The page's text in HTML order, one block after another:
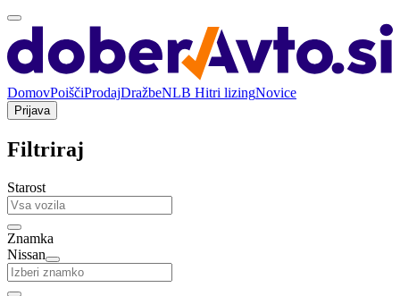
DomovPoiščiProdajDražbeNLB Hitri lizingNovice
Prijava
Filtriraj
Starost
Znamka
Nissan